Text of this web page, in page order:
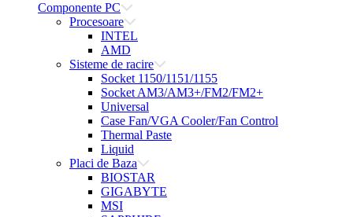
Componente PC
Procesoare
INTEL
AMD
Sisteme de racire
Socket 1150/1151/1155
Socket AM3/AM3+/FM2/FM2+
Universal
Case Fan/VGA Cooler/Fan Control
Thermal Paste
Liquid
Placi de Baza
BIOSTAR
GIGABYTE
MSI